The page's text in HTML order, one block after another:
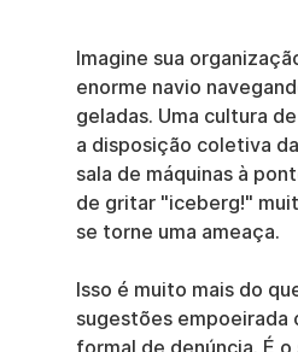
Imagine sua
enorme navio
geladas. Uma cultura
a disposição coletiva
sala de máquinas à
de gritar "iceberg!"
se torne uma ameaça.
Isso é muito mais do
sugestões empoeirada